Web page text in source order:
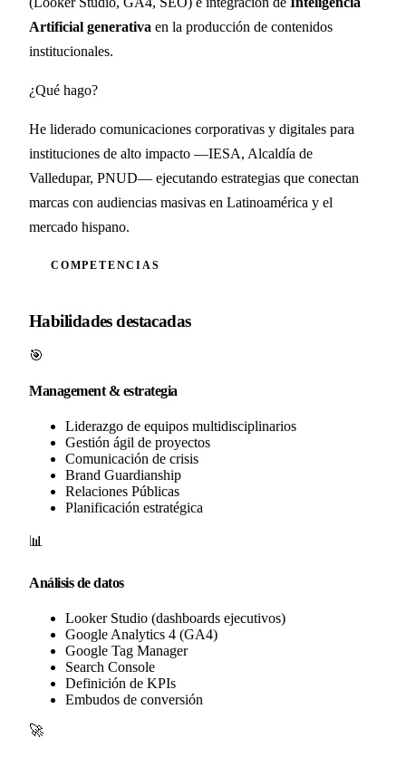
Artificial generativa en la producción de contenidos
institucionales.
¿Qué hago?
He liderado comunicaciones corporativas y digitales para
instituciones de alto impacto —IESA, Alcaldía de
Valledupar, PNUD— ejecutando estrategias que conectan
marcas con audiencias masivas en Latinoamérica y el
mercado hispano.
COMPETENCIAS
Habilidades destacadas
🎯
Management & estrategia
Liderazgo de equipos multidisciplinarios
Gestión ágil de proyectos
Comunicación de crisis
Brand Guardianship
Relaciones Públicas
Planificación estratégica
📊
Análisis de datos
Looker Studio (dashboards ejecutivos)
Google Analytics 4 (GA4)
Google Tag Manager
Search Console
Definición de KPIs
Embudos de conversión
🚀